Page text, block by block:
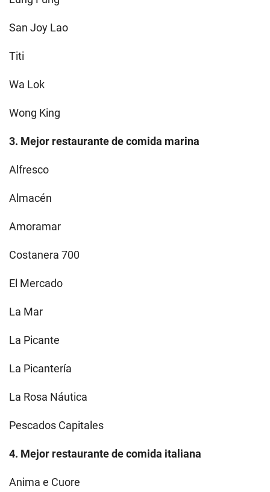
San Joy Lao
Titi
Wa Lok
Wong King
3. Mejor restaurante de comida marina
Alfresco
Almacén
Amoramar
Costanera 700
El Mercado
La Mar
La Picante
La Picantería
La Rosa Náutica
Pescados Capitales
4. Mejor restaurante de comida italiana
Anima e Cuore